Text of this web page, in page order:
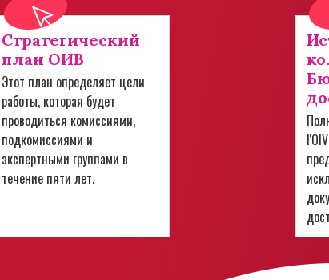
Стратегический
план ОИВ
Этот план определяет цели
работы, которая будет
проводиться комиссиями,
подкомиссиями и
экспертными группами в
течение пяти лет.